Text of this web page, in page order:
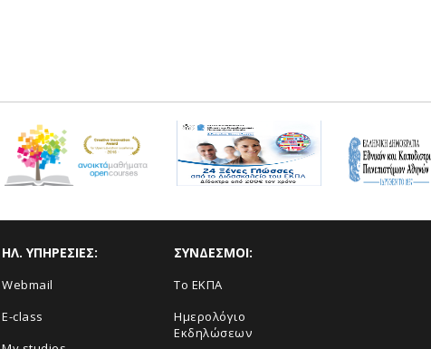
ΗΛ. ΥΠΗΡΕΣΙΕΣ:
Webmail
E-class
ΣΥΝΔΕΣΜΟΙ:
Το ΕΚΠΑ
Ημερολόγιο
Εκδηλώσεων